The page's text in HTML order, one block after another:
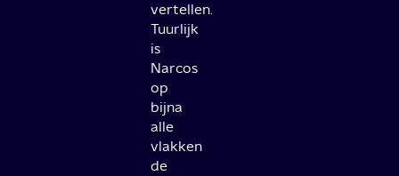
vertellen.
Tuurlijk
is
Narcos
op
bijna
alle
vlakken
de